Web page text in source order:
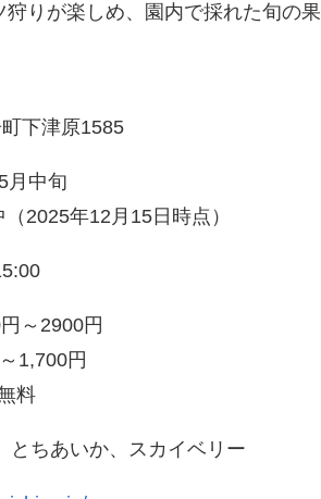
りが楽しめ、園内で採れた旬の果
下津原1585
月中旬
2025年12月15日時点）
～2900円
1,700円
料
とちあいか、スカイベリー